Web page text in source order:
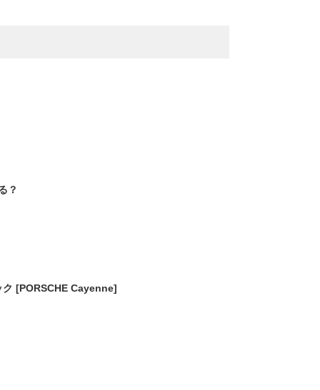
？
[PORSCHE Cayenne]